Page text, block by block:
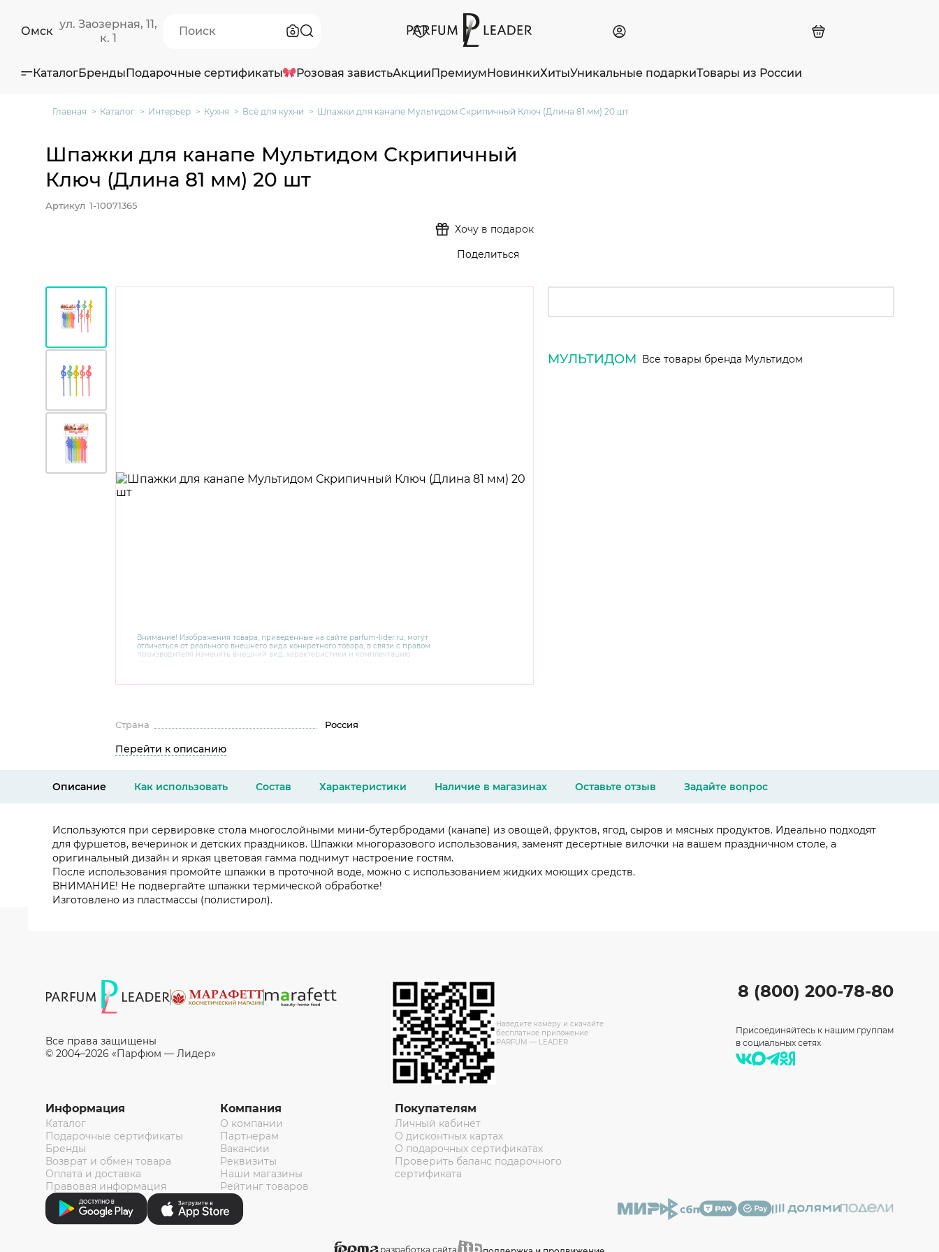
Омск
ул. Заозерная, 11,
к. 1
КаталогБрендыПодарочные сертификаты Розовая завистьАкцииПремиумНовинкиХитыУникальные подаркиТовары из России
Главная Каталог Интерьер Кухня Всё для кухни Шпажки для канапе Мультидом Скрипичный Ключ (Длина 81 мм) 20 шт
Внимание! Изображения товара, приведенные на сайте parfum-lider.ru, могут
отличаться от реального внешнего вида конкретного товара, в связи с правом
производителя изменять внешний вид, характеристики и комплектацию
консультантов по номеру 8 800 200 78 80.
Шпажки для канапе Мультидом Скрипичный
Ключ (Длина 81 мм) 20 шт
Артикул 1-10071365
Хочу в подарок
Поделиться
Страна Россия
Перейти к описанию
МУЛЬТИДОМ Все товары бренда Мультидом
Описание Как использовать Состав Характеристики Наличие в магазинах Оставьте отзыв Задайте вопрос
Используются при сервировке стола многослойными мини-бутербродами (канапе) из овощей, фруктов, ягод, сыров и мясных продуктов. Идеально подходят
для фуршетов, вечеринок и детских праздников. Шпажки многоразового использования, заменят десертные вилочки на вашем праздничном столе, а
оригинальный дизайн и яркая цветовая гамма поднимут настроение гостям.
После использования промойте шпажки в проточной воде, можно с использованием жидких моющих средств.
ВНИМАНИЕ! Не подвергайте шпажки термической обработке!
Изготовлено из пластмассы (полистирол).
Все права защищены
© 2004–2026 «Парфюм — Лидер»
Наведите камеру и скачайте
бесплатное приложение
PARFUM — LEADER
Информация
Каталог
Подарочные сертификаты
Бренды
Возврат и обмен товара
Оплата и доставка
Правовая информация
Компания
О компании
Партнерам
Вакансии
Реквизиты
Наши магазины
Рейтинг товаров
Покупателям
Личный кабинет
О дисконтных картах
О подарочных сертификатах
Проверить баланс подарочного
сертификата
8 (800) 200-78-80
Присоединяйтесь к нашим группам
в социальных сетях
разработка сайта